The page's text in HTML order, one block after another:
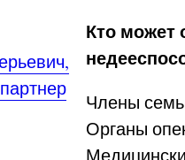
Кто может
Члены
Органы